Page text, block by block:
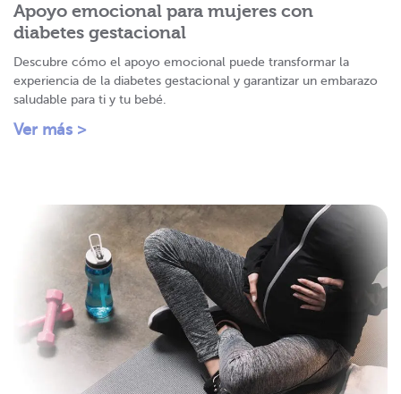
Apoyo emocional para mujeres con
diabetes gestacional
Descubre cómo el apoyo emocional puede transformar la
experiencia de la diabetes gestacional y garantizar un embarazo
saludable para ti y tu bebé.
Ver más >